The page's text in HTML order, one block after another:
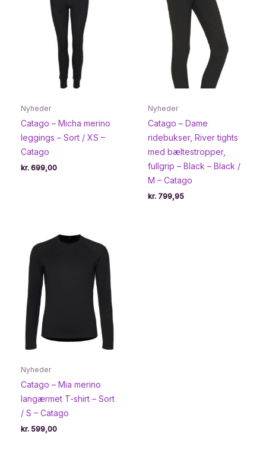
Nyheder
Catago – Micha merino
leggings – Sort / XS –
Catago
kr. 699,00
Nyheder
Catago – Dame
ridebukser, River tights
med bæltestropper,
fullgrip – Black – Black /
M – Catago
kr. 799,95
Nyheder
Catago – Mia merino
langærmet T-shirt – Sort
/ S – Catago
kr. 599,00